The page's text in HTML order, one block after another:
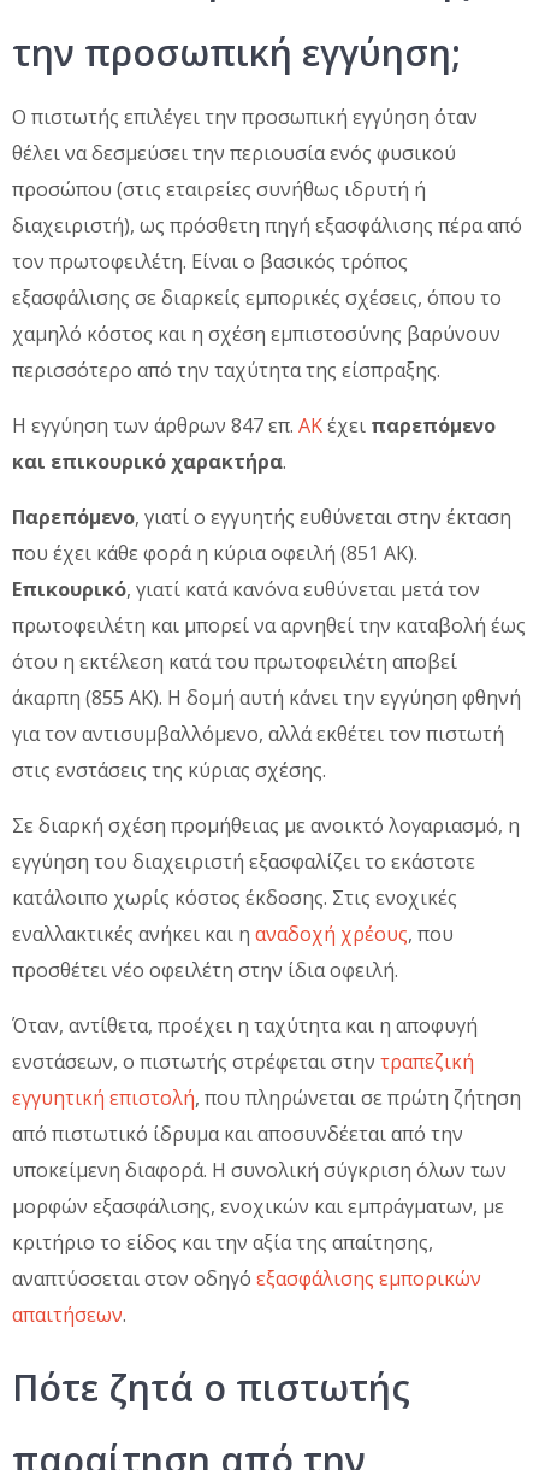
την προσωπική εγγύηση;
Ο πιστωτής επιλέγει την προσωπική εγγύηση όταν
θέλει να δεσμεύσει την περιουσία ενός φυσικού
προσώπου (στις εταιρείες συνήθως ιδρυτή ή
διαχειριστή), ως πρόσθετη πηγή εξασφάλισης πέρα από
τον πρωτοφειλέτη. Είναι ο βασικός τρόπος
εξασφάλισης σε διαρκείς εμπορικές σχέσεις, όπου το
χαμηλό κόστος και η σχέση εμπιστοσύνης βαρύνουν
περισσότερο από την ταχύτητα της είσπραξης.
Η εγγύηση των άρθρων 847 επ. ΑΚέχει παρεπόμενο
και επικουρικό χαρακτήρα.
Παρεπόμενο, γιατί ο εγγυητής ευθύνεται στην έκταση
που έχει κάθε φορά η κύρια οφειλή (851 ΑΚ).
Επικουρικό, γιατί κατά κανόνα ευθύνεται μετά τον
πρωτοφειλέτη και μπορεί να αρνηθεί την καταβολή έως
ότου η εκτέλεση κατά του πρωτοφειλέτη αποβεί
άκαρπη (855 ΑΚ). Η δομή αυτή κάνει την εγγύηση φθηνή
για τον αντισυμβαλλόμενο, αλλά εκθέτει τον πιστωτή
στις ενστάσεις της κύριας σχέσης.
Σε διαρκή σχέση προμήθειας με ανοικτό λογαριασμό, η
εγγύηση του διαχειριστή εξασφαλίζει το εκάστοτε
κατάλοιπο χωρίς κόστος έκδοσης. Στις ενοχικές
εναλλακτικές ανήκει και η αναδοχή χρέους, που
προσθέτει νέο οφειλέτη στην ίδια οφειλή.
Όταν, αντίθετα, προέχει η ταχύτητα και η αποφυγή
ενστάσεων, ο πιστωτής στρέφεται στην τραπεζική
εγγυητική επιστολή, που πληρώνεται σε πρώτη ζήτηση
από πιστωτικό ίδρυμα και αποσυνδέεται από την
υποκείμενη διαφορά. Η συνολική σύγκριση όλων των
μορφών εξασφάλισης, ενοχικών και εμπράγματων, με
κριτήριο το είδος και την αξία της απαίτησης,
αναπτύσσεται στον οδηγό εξασφάλισης εμπορικών
απαιτήσεων.
Πότε ζητά ο πιστωτής